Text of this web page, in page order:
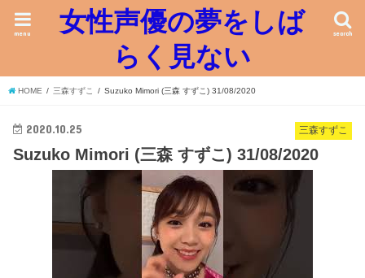
女性声優の夢をしば
らく見ない
search
menu
HOME 三森すずこ Suzuko Mimori (三森 すずこ) 31/08/2020
三森すずこ
2020.10.25
Suzuko Mimori (三森 すずこ) 31/08/2020